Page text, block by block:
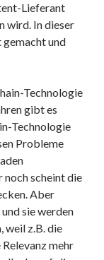
Lieferant
wird. In dieser
gemacht und
Technologie
gibt es
Technologie
Probleme
noch scheint die
Aber
sie werden
weil z.B. die
mehr